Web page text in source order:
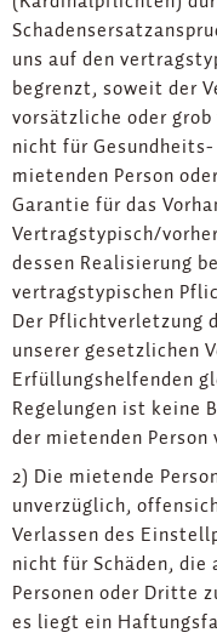
uns auf den
begrenzt, soweit der
vorsätzliche oder
nicht für
mietenden Person
Garantie für das
Vertragstypisch/
dessen Realisierung
vertragstypischen
Der Pflichtverletzung
unserer gesetzlichen
Erfüllungshelfenden
Regelungen ist keine
der mietenden Person
2) Die mietende
unverzüglich,
Verlassen des
nicht für Schäden,
Personen oder Dritte
es liegt ein